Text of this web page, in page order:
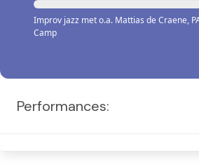
Improv jazz met o.a. Mattias de Craene,
Camp
Performances: